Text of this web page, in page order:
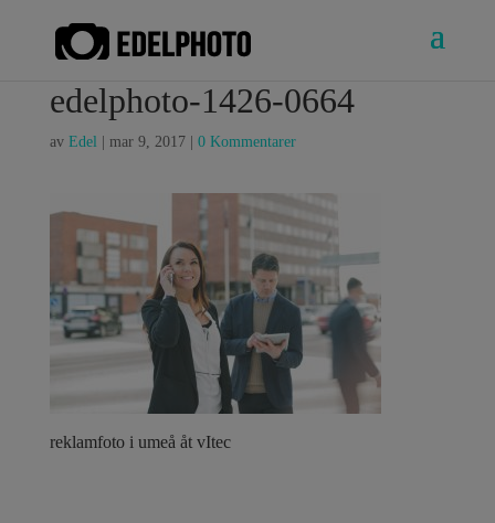
edelphoto-1426-0664
av Edel| mar 9, 2017| 0 Kommentarer
reklamfoto i umeå åt vItec